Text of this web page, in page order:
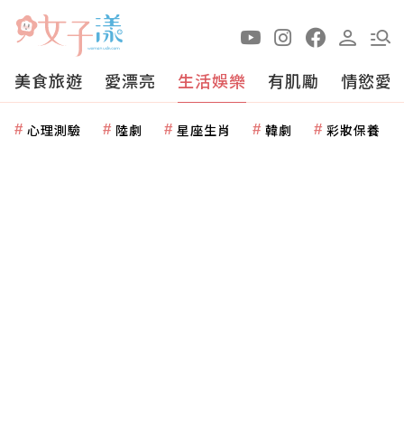
美食旅遊 愛漂亮 生活娛樂 有肌勵 情慾愛
心理測驗 陸劇 星座生肖 韓劇 彩妝保養